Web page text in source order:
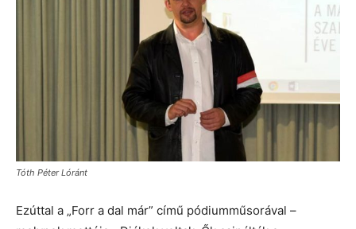
Tóth Péter Lóránt
Ezúttal a „Forr a dal már” című pódiumműsorával –